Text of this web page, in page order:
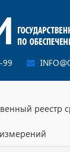
99
реестр